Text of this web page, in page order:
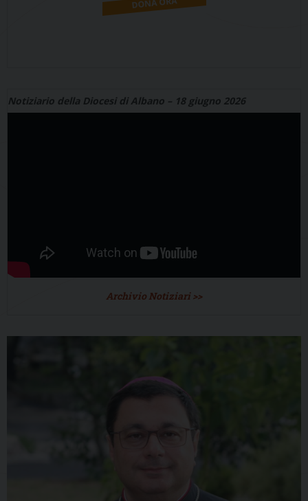
Notiziario della Diocesi di Albano – 18 giugno 2026
Archivio Notiziari >>